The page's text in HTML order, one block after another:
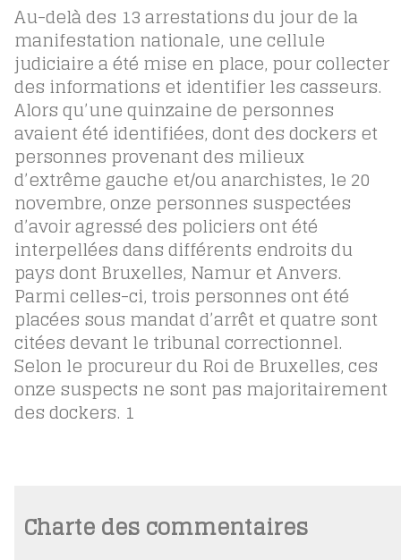
Au-delà des 13 arrestations du jour de la
manifestation nationale, une cellule
judiciaire a été mise en place, pour collecter
des informations et identifier les casseurs.
Alors qu’une quinzaine de personnes
avaient été identifiées, dont des dockers et
personnes provenant des milieux
d’extrême gauche et/ou anarchistes, le 20
novembre, onze personnes suspectées
d’avoir agressé des policiers ont été
interpellées dans différents endroits du
pays dont Bruxelles, Namur et Anvers.
Parmi celles-ci, trois personnes ont été
placées sous mandat d’arrêt et quatre sont
citées devant le tribunal correctionnel.
Selon le procureur du Roi de Bruxelles, ces
onze suspects ne sont pas majoritairement
des dockers. 1
Charte des commentaires